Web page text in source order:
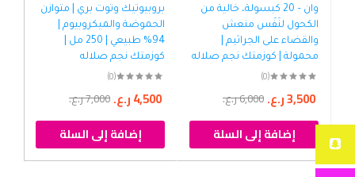
وان – 20 كبسولة، خالية من
الكحول لنَفَس منعش
والقضاء على الجراثيم |
محمولة | كوزمتك نجم صلاله
(0)
6,000ر.ع. 3,500ر.ع.
إضافة إلى السلة
بروبيوتيك وتوت بري | متوازن
الحموضة والميكروبيوم |
94% طبيعي | 250 مل |
كوزمتك نجم صلاله
(0)
7,000ر.ع. 4,500ر.ع.
إضافة إلى السلة